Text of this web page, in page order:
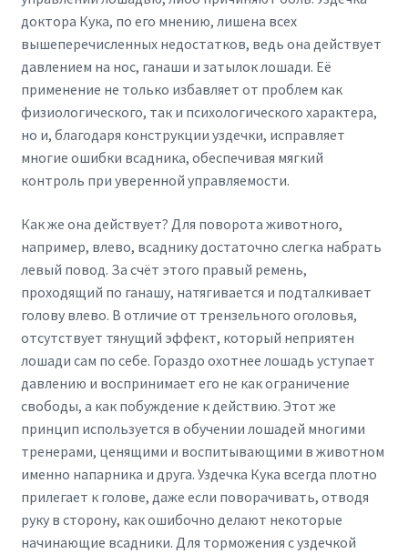
доктора Кука, по его мнению, лишена всех
вышеперечисленных недостатков, ведь она действует
давлением на нос, ганаши и затылок лошади. Её
применение не только избавляет от проблем как
физиологического, так и психологического характера,
но и, благодаря конструкции уздечки, исправляет
многие ошибки всадника, обеспечивая мягкий
контроль при уверенной управляемости.
Как же она действует? Для поворота животного,
например, влево, всаднику достаточно слегка набрать
левый повод. За счёт этого правый ремень,
проходящий по ганашу, натягивается и подталкивает
голову влево. В отличие от трензельного оголовья,
отсутствует тянущий эффект, который неприятен
лошади сам по себе. Гораздо охотнее лошадь уступает
давлению и воспринимает его не как ограничение
свободы, а как побуждение к действию. Этот же
принцип используется в обучении лошадей многими
тренерами, ценящими и воспитывающими в животном
именно напарника и друга. Уздечка Кука всегда плотно
прилегает к голове, даже если поворачивать, отводя
руку в сторону, как ошибочно делают некоторые
начинающие всадники. Для торможения с уздечкой